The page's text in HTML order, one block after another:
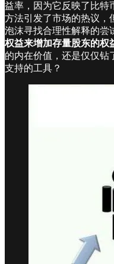
益率，因为它反映了比特
方法引发了市场的热议，
泡沫寻找合理性解释的尝
权益来增加存量股东的权
的内在价值，还是仅仅钻
支持的工具？